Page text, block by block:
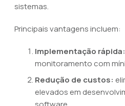
sistemas.
Principais vantagens incluem:
Implementação rápida:
monitoramento com
Redução de custos:
elevados em